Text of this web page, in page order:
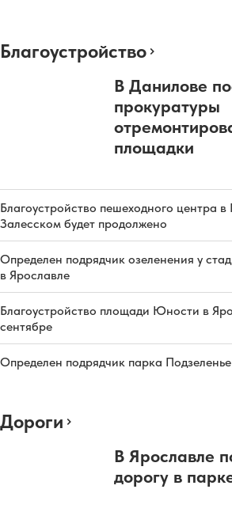
Благоустройство
В Данилове
прокуратуры
площадки
Благоустройство пешеходного центра
Залесском будет продолжено
Определен подрядчик озеленения у
в Ярославле
Благоустройство площади Юности в
сентябре
Определен подрядчик парка
Дороги
В Ярославле
дорогу в